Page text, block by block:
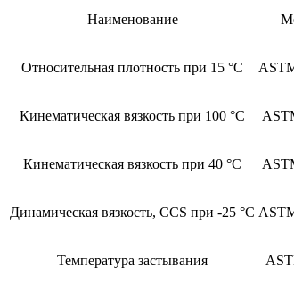
Наименование
Относительная плотность при 15 °C
Кинематическая вязкость при 100 °C
Кинематическая вязкость при 40 °C
Динамическая вязкость, CCS при -25 °C
Температура застывания